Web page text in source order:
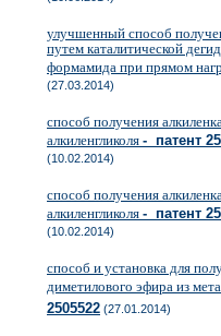
улучшенный способ
путем каталитической
формамида при прямом
(27.03.2014)
способ получения
алкиленгликоля - патент
(10.02.2014)
способ получения
алкиленгликоля - патент
(10.02.2014)
способ и установка для
диметилового эфира из
2505522 (27.01.2014)